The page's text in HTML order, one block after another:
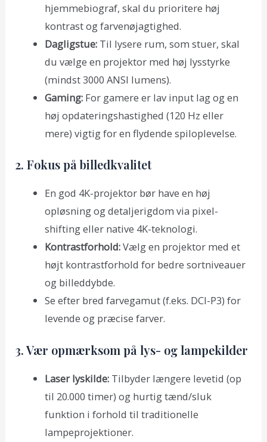
hjemmebiograf, skal du prioritere høj
kontrast og farvenøjagtighed.
Dagligstue:Til lysere rum, som stuer, skal
du vælge en projektor med høj lysstyrke
(mindst 3000 ANSI lumens).
Gaming:For gamere er lav input lag og en
høj opdateringshastighed (120 Hz eller
mere) vigtig for en flydende spiloplevelse.
2. Fokus på billedkvalitet
En god 4K-projektor bør have en høj
opløsning og detaljerigdom via pixel-
shifting eller native 4K-teknologi.
Kontrastforhold:Vælg en projektor med et
højt kontrastforhold for bedre sortniveauer
og billeddybde.
Se efter bred farvegamut (f.eks. DCI-P3) for
levende og præcise farver.
3. Vær opmærksom på lys- og lampekilder
Laser lyskilde:Tilbyder længere levetid (op
til 20.000 timer) og hurtig tænd/sluk
funktion i forhold til traditionelle
lampeprojektioner.